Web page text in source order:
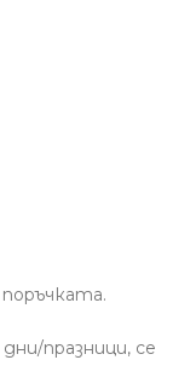
празници, се